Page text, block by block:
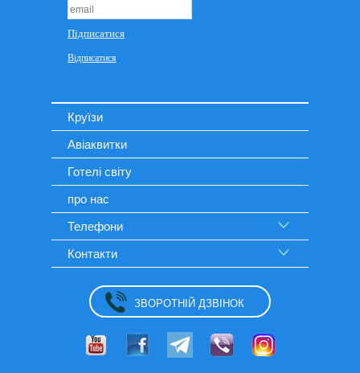
Круїзи
Авіаквитки
Готелі світу
про нас
Телефони
Контакти
ЗВОРОТНІЙ ДЗВІНОК